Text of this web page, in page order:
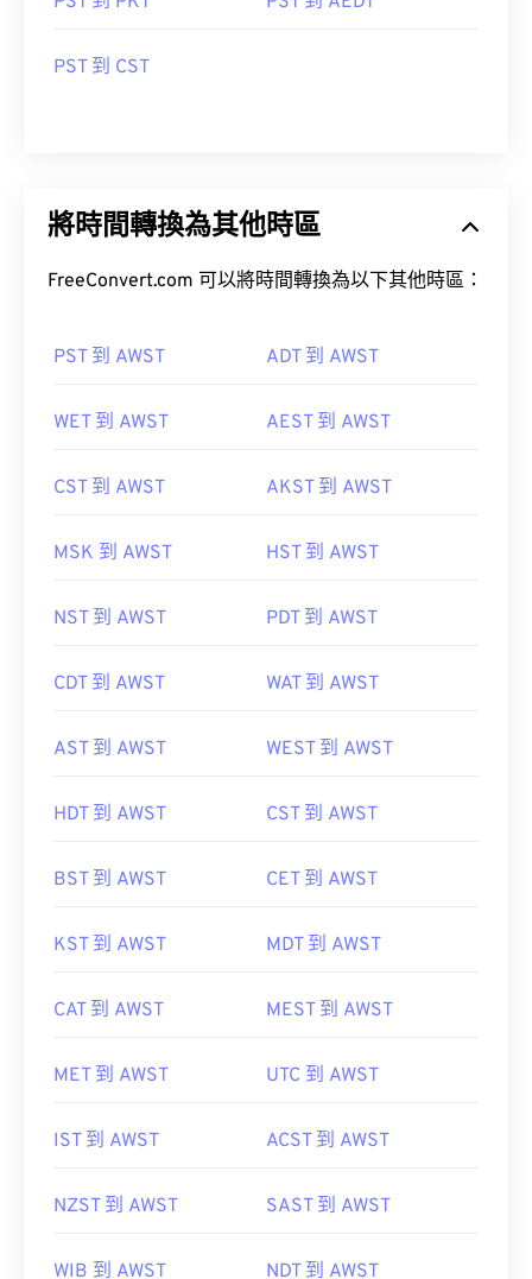
PST 到 CST
將時間轉換為其他時區
FreeConvert.com 可以將時間轉換為以下其他時區：
PST 到 AWST ADT 到 AWST
WET 到 AWST AEST 到 AWST
CST 到 AWST AKST 到 AWST
MSK 到 AWST HST 到 AWST
NST 到 AWST PDT 到 AWST
CDT 到 AWST WAT 到 AWST
AST 到 AWST WEST 到 AWST
HDT 到 AWST CST 到 AWST
BST 到 AWST CET 到 AWST
KST 到 AWST MDT 到 AWST
CAT 到 AWST MEST 到 AWST
MET 到 AWST UTC 到 AWST
IST 到 AWST ACST 到 AWST
NZST 到 AWST SAST 到 AWST
WIB 到 AWST NDT 到 AWST